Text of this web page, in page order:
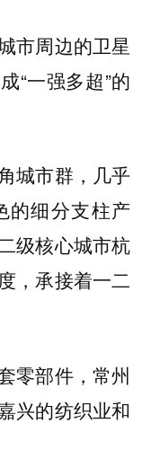
市周边的卫星
“一强多超”的
城市群，几乎
的细分支柱产
级核心城市杭
，承接着一二
零部件，常州
兴的纺织业和